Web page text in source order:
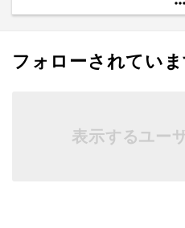
more_horiz
フォローされてい
表示するユー